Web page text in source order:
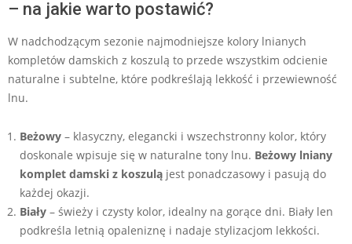
– na jakie warto postawić?
W nadchodzącym sezonie najmodniejsze kolory lnianych
kompletów damskich z koszulą to przede wszystkim odcienie
naturalne i subtelne, które podkreślają lekkość i przewiewność
lnu.
Beżowy – klasyczny, elegancki i wszechstronny kolor, który
doskonale wpisuje się w naturalne tony lnu. Beżowy lniany
komplet damski z koszulą jest ponadczasowy i pasują do
każdej okazji.
Biały – świeży i czysty kolor, idealny na gorące dni. Biały len
podkreśla letnią opaleniznę i nadaje stylizacjom lekkości.